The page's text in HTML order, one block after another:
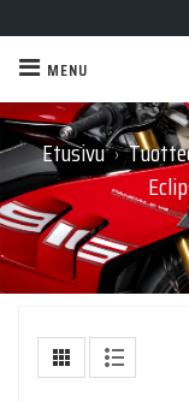
MENU
Etusivu ›